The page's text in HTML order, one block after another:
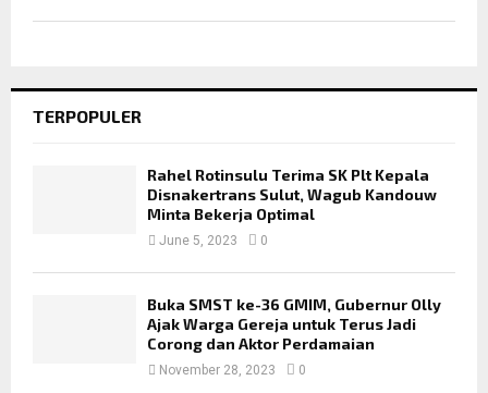
TERPOPULER
Rahel Rotinsulu Terima SK Plt Kepala
Disnakertrans Sulut, Wagub Kandouw
Minta Bekerja Optimal
June 5, 2023 0
Buka SMST ke-36 GMIM, Gubernur Olly
Ajak Warga Gereja untuk Terus Jadi
Corong dan Aktor Perdamaian
November 28, 2023 0